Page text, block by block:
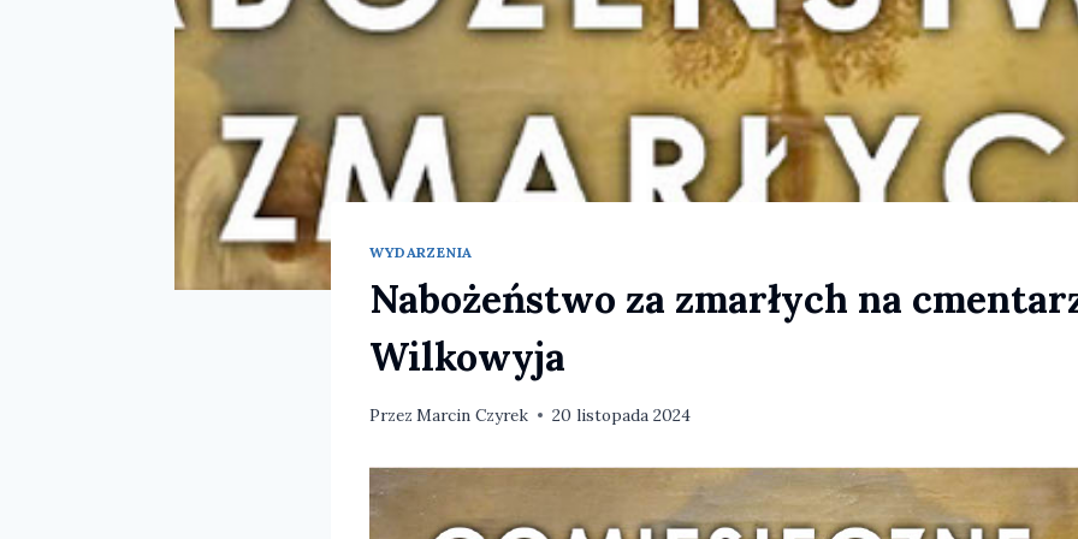
WYDARZENIA
Nabożeństwo za zmarłych na
Wilkowyja
Przez Marcin Czyrek 20 listopada 2024